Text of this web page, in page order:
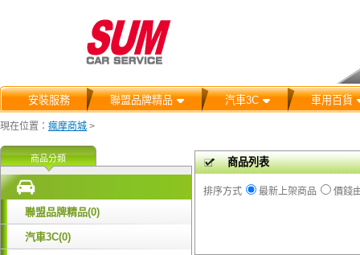
安裝服務 聯盟品牌精品 汽車3C 車用百貨
現在位置： 瘋摩商城 >
商品分類
聯盟品牌精品(0)
汽車3C(0)
商品列表
排序方式 最新上架商品 價錢